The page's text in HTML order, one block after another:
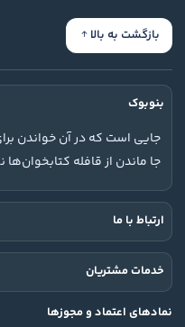
بازگشت به بالا
بنوبوک
جایی است که در آن خواندن
جا ماندن از قافله کتابخوان‌ها
ارتباط با ما
خدمات مشتریان
نمادهای اعتماد و مجوزها